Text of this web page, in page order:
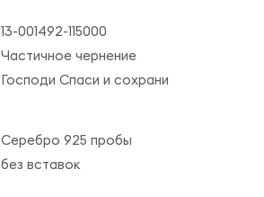
13-001492-115000
Частичное чернение
Господи Спаси и сохрани
Серебро 925 пробы
без вставок